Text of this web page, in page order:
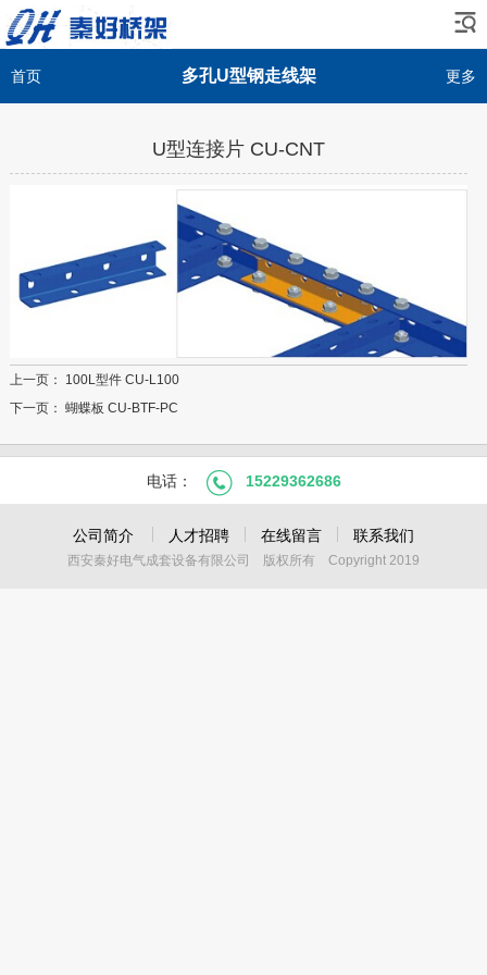
首页 更多
多孔U型钢走线架
U型连接片 CU-CNT
上一页： 100L型件 CU-L100
下一页： 蝴蝶板 CU-BTF-PC
电话： 15229362686
公司简介 人才招聘 在线留言 联系我们
西安秦好电气成套设备有限公司 版权所有 Copyright 2019